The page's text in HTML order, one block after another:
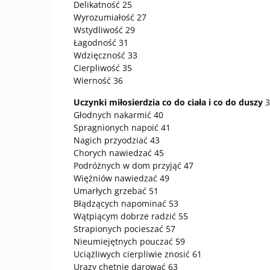
Delikatność 25
Wyrozumiałość 27
Wstydliwość 29
Łagodność 31
Wdzięczność 33
Cierpliwość 35
Wierność 36
Uczynki miłosierdzia co do ciała i co do duszy
Głodnych nakarmić 40
Spragnionych napoić 41
Nagich przyodziać 43
Chorych nawiedzać 45
Podróżnych w dom przyjąć 47
Więźniów nawiedzać 49
Umarłych grzebać 51
Błądzących napominać 53
Wątpiącym dobrze radzić 55
Strapionych pocieszać 57
Nieumiejętnych pouczać 59
Uciążliwych cierpliwie znosić 61
Urazy chętnie darować 63